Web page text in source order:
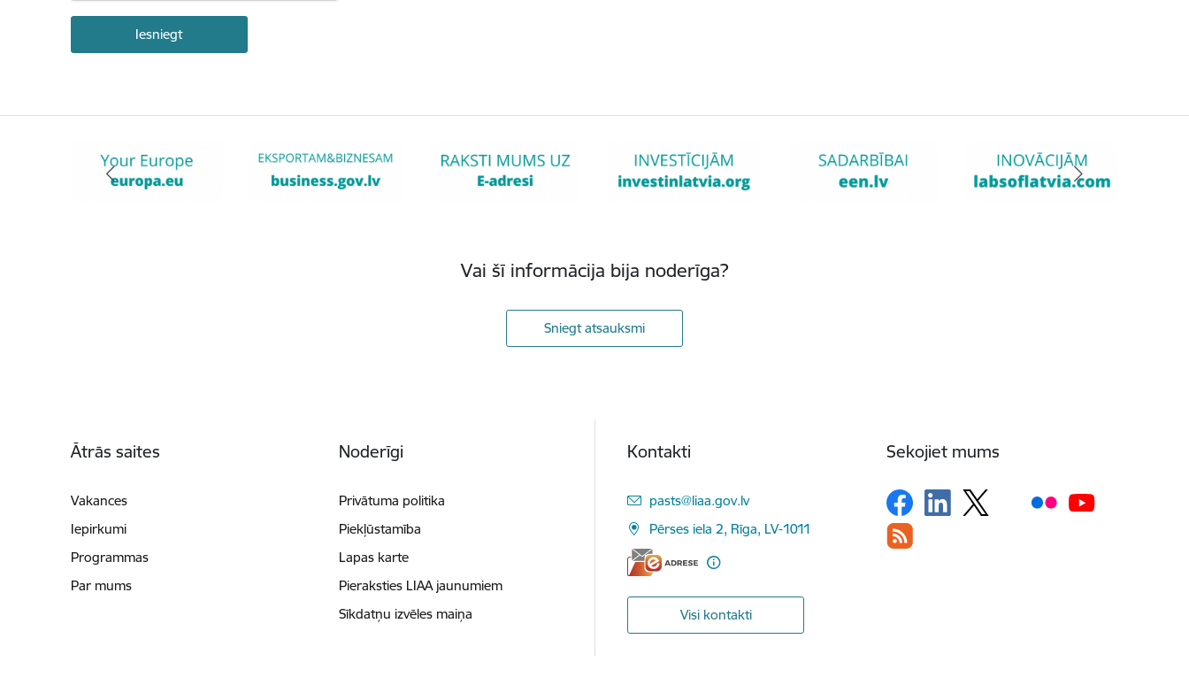
Vai šī informācija bija noderīga?
Sniegt atsauksmi
Ātrās saites
Vakances
Iepirkumi
Programmas
Par mums
Noderīgi
Privātuma politika
Piekļūstamība
Lapas karte
Pieraksties LIAA jaunumiem
Sīkdatņu izvēles maiņa
Kontakti
E-pasts:
pasts@liaa.gov.lv
Pērses iela 2, Rīga, LV-1011
Visi kontakti
Sekojiet mums